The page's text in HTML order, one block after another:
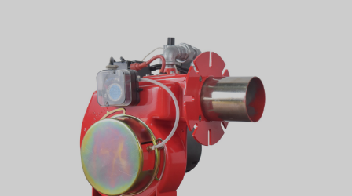
美國 IDEX
美國 CLACK
美國 EMERSON
招募經銷商表單